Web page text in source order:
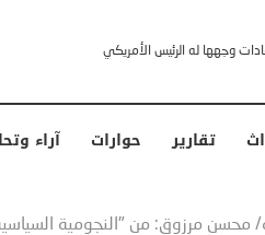
وجهها له الرئيس الأمريكي
تقارير حوارات آراء
محسن مرزوق: من "النجومية